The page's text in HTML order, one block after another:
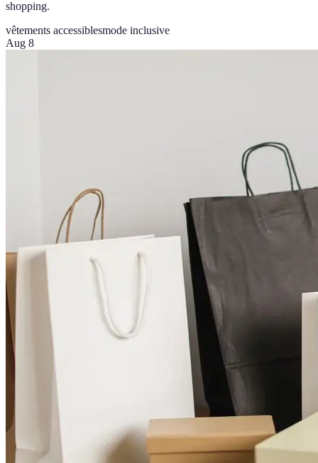
shopping.
vêtements accessiblesmode inclusive
Aug 8